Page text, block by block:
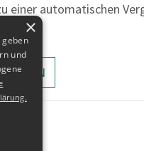
einer automatischen
×
geben
und